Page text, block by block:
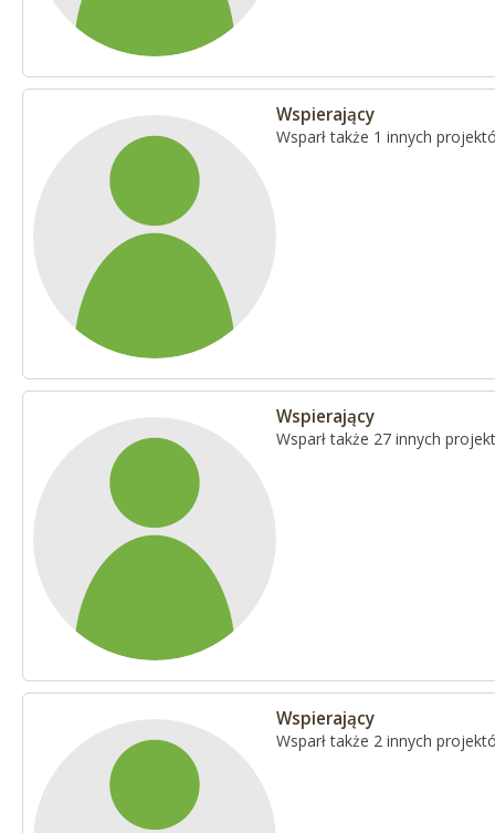
Wspierający
Wsparł także 1 innych
Wspierający
Wsparł także 27 innych
Wspierający
Wsparł także 2 innych